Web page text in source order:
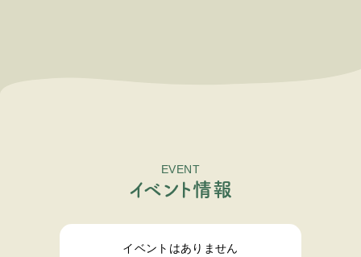
EVENT
イベン ト情報
イベントはありません